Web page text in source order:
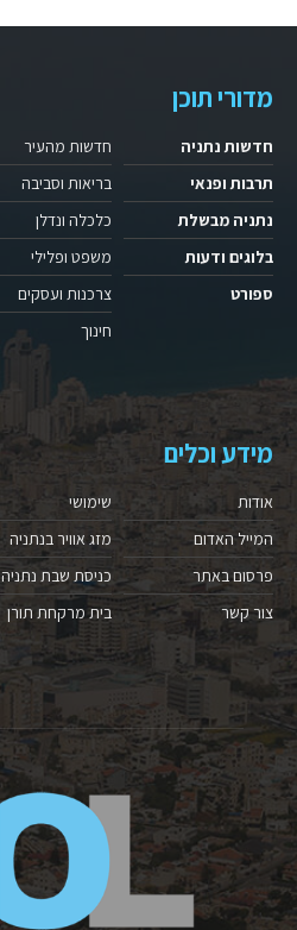
מדורי תוכן
חדשות נתניה
תרבות ופנאי
נתניה מבשלת
בלוגים ודעות
ספורט
חדשות מהעיר
בריאות וסביבה
כלכלה ונדלן
משפט ופלילי
צרכנות ועסקים
חינוך
מידע וכלים
אודות
המייל האדום
פרסום באתר
צור קשר
שימושי
מזג אוויר בנתניה
כניסת שבת נתניה
בית מרקחת תורן